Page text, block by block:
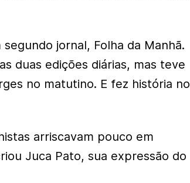
jornal, Folha da Manhã.
duas edições diárias, mas teve
no matutino. E fez história no
arriscavam pouco em
Juca Pato, sua expressão do